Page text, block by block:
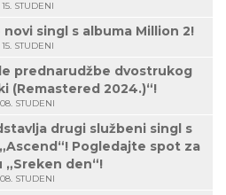
15. STUDENI
singl s albuma Million 2!
15. STUDENI
prednarudžbe dvostrukog
(Remastered 2024.)“!
08. STUDENI
drugi službeni singl s
Pogledajte spot za
„Sreken den“!
08. STUDENI